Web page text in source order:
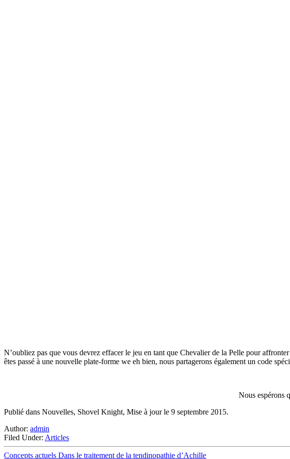
N’oubliez pas que vous devrez effacer le jeu en tant que Chevalier de la Pelle pour
êtes passé à une nouvelle plate-forme we eh bien, nous partagerons également un code
Nous espérons
Publié dans Nouvelles, Shovel Knight, Mise à jour le 9 septembre 2015.
Author: admin
Filed Under: Articles
Concepts actuels Dans le traitement de la tendinopathie d’Achille